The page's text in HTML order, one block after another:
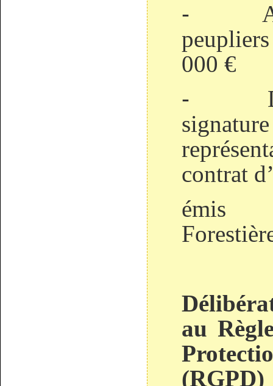
-
000 €
-
contrat
émis
au
(RGPD)